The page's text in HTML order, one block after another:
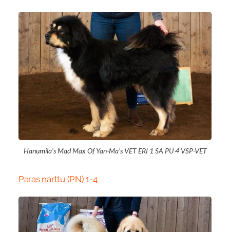
Hanumila's Mad Max Of Yan-Ma's VET ERI 1 SA PU 4 VSP-VET
Paras narttu (PN) 1-4